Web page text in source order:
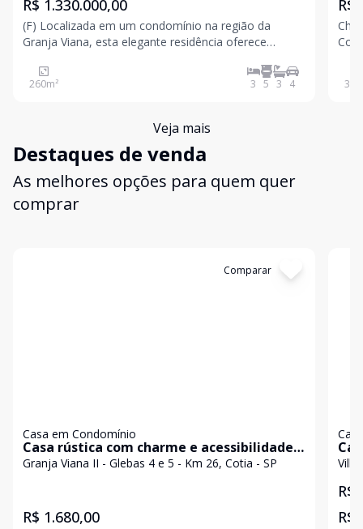
R$ 1.330.000,00
(F) Localizada em um condomínio na região da
Granja Viana, esta elegante residência oferece
dos ambientes, ideal para quem busca qualidade de
vida e bem-estar. Ao entrar, o imóvel conta com um
260m² 3 5 3 4
R$
300
Veja mais
Destaques de venda
As melhores opções para quem quer
comprar
Comparar
Casa em Condomínio
Casa rústica com charme e acessibilidade e
lazer .
Granja Viana II - Glebas 4 e 5 - Km 26, Cotia - SP
R$ 1.680,00
R$
R$